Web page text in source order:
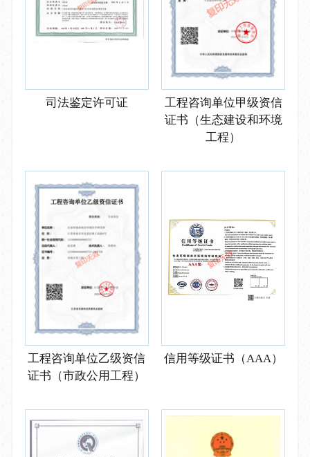
司法鉴定许可证
工程咨询单位甲级资信
证书（生态建设和环境
工程）
工程咨询单位乙级资信
证书（市政公用工程）
信用等级证书（AAA）